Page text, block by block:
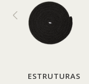
ESTRUTURAS